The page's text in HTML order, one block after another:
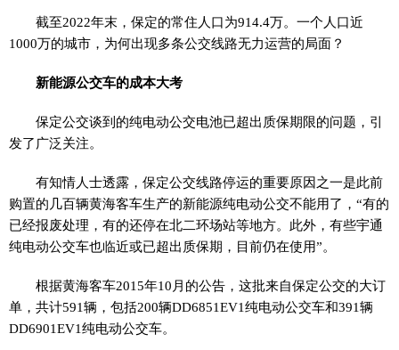
截至2022年末，保定的常住人口为914.4万。一个人口近
1000万的城市，为何出现多条公交线路无力运营的局面？
新能源公交车的成本大考
保定公交谈到的纯电动公交电池已超出质保期限的问题，引
发了广泛关注。
有知情人士透露，保定公交线路停运的重要原因之一是此前
购置的几百辆黄海客车生产的新能源纯电动公交不能用了，“有的
已经报废处理，有的还停在北二环场站等地方。此外，有些宇通
纯电动公交车也临近或已超出质保期，目前仍在使用”。
根据黄海客车2015年10月的公告，这批来自保定公交的大订
单，共计591辆，包括200辆DD6851EV1纯电动公交车和391辆
DD6901EV1纯电动公交车。